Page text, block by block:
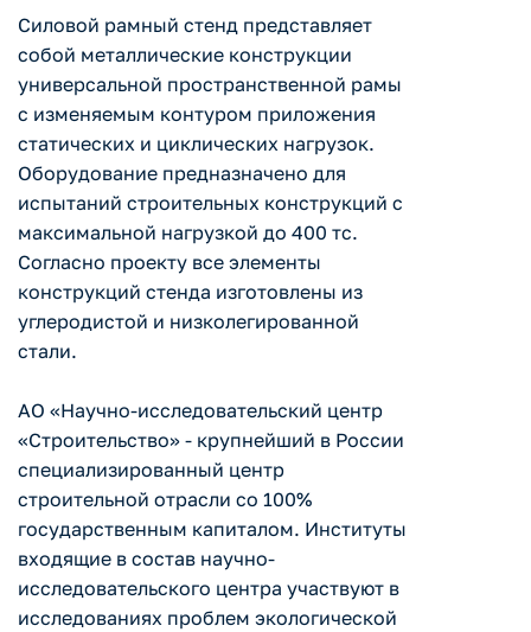
Силовой рамный стенд представляет
собой металлические конструкции
универсальной пространственной рамы
с изменяемым контуром приложения
статических и циклических нагрузок.
Оборудование предназначено для
испытаний строительных конструкций с
максимальной нагрузкой до 400 тс.
Согласно проекту все элементы
конструкций стенда изготовлены из
углеродистой и низколегированной
стали.
АО «Научно-исследовательский центр
«Строительство» - крупнейший в России
специализированный центр
строительной отрасли со 100%
государственным капиталом. Институты
входящие в состав научно-
исследовательского центра участвуют в
исследованиях проблем экологической